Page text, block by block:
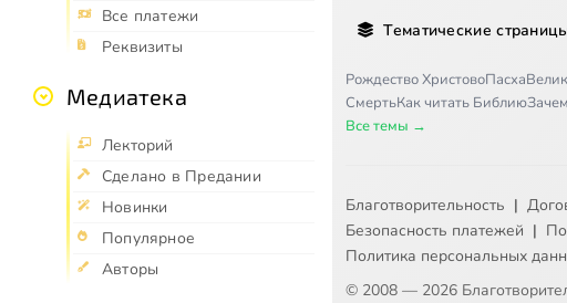
Все платежи
Реквизиты
Медиатека
Лекторий
Сделано в Предании
Новинки
Популярное
Авторы
Тематические
Рождество ХристовоПасха
СмертьКак читать Библию
Все темы →
Благотворительность |
Безопасность платежей |
Политика персональных
© 2008 — 2026